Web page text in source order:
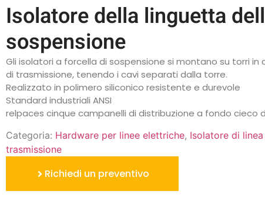
Isolatore della linguetta
sospensione
Gli isolatori a forcella di sospensione si montano su torri
di trasmissione, tenendo i cavi separati dalla torre.
Realizzato in polimero siliconico resistente e durevole
Standard industriali ANSI
relpaces cinque campanelli di distribuzione a fondo cieco
Categoria: Hardware per linee elettriche, Isolatore di
trasmissione
Richiedi un preventivo